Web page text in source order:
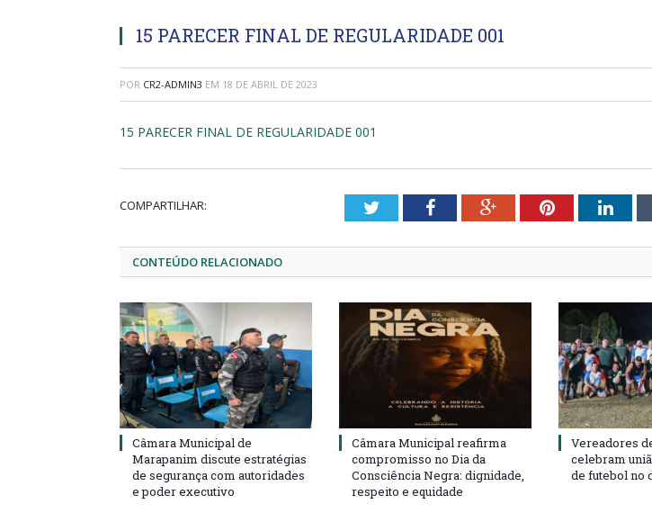
15 PARECER FINAL DE REGULARIDADE 001
POR CR2-ADMIN3 EM 18 DE ABRIL DE 2023
15 PARECER FINAL DE REGULARIDADE 001
COMPARTILHAR: TwitterFacebookGoogle+Pinterest
CONTEÚDO RELACIONADO
Câmara Municipal de
Marapanim discute estratégias
de segurança com autoridades
e poder executivo
Câmara Municipal reafirma
compromisso no Dia da
Consciência Negra: dignidade,
respeito e equidade
Vereadores
celebram
de futebol no